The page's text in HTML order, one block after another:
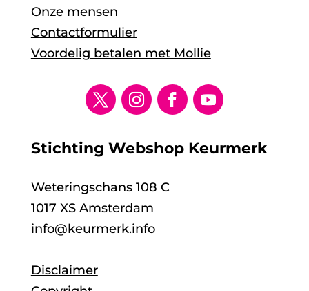
Onze mensen
Contactformulier
Voordelig betalen met Mollie
Stichting Webshop Keurmerk
Weteringschans 108 C
1017 XS Amsterdam
info@keurmerk.info
Disclaimer